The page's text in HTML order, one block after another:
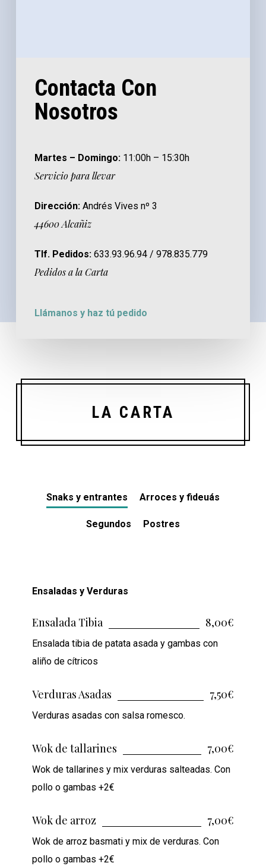
Contacta Con
Nosotros
Martes – Domingo: 11:00h – 15:30h
Servicio para llevar
Dirección: Andrés Vives nº 3
44600 Alcañiz
Tlf. Pedidos: 633.93.96.94 / 978.835.779
Pedidos a la Carta
Llámanos y haz tú pedido
LA CARTA
Snaks y entrantes Arroces y fideuás
Segundos Postres
Ensaladas y Verduras
Ensalada Tibia 8,00€
Ensalada tibia de patata asada y gambas con
aliño de cítricos
Verduras Asadas 7,50€
Verduras asadas con salsa romesco.
Wok de tallarines 7,00€
Wok de tallarines y mix verduras salteadas. Con
pollo o gambas +2€
Wok de arroz 7,00€
Wok de arroz basmati y mix de verduras. Con
pollo o gambas +2€